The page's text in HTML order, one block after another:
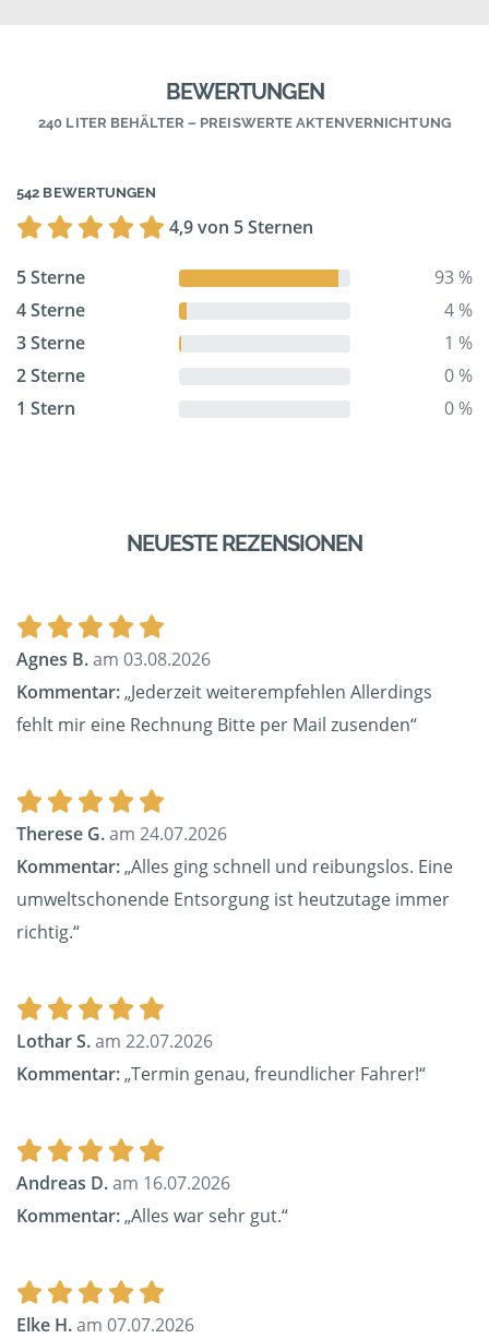
BEWERTUNGEN
240 LITER BEHÄLTER – PREISWERTE AKTENVERNICHTUNG
542 BEWERTUNGEN
4,9 von 5 Sternen
5 Sterne
93 %
4 Sterne
4 %
3 Sterne
1 %
2 Sterne
0 %
1 Stern
0 %
NEUESTE REZENSIONEN
Agnes B.am 03.08.2026
Kommentar:„Jederzeit weiterempfehlen Allerdings
fehlt mir eine Rechnung Bitte per Mail zusenden“
Therese G.am 24.07.2026
Kommentar:„Alles ging schnell und reibungslos. Eine
umweltschonende Entsorgung ist heutzutage immer
richtig.“
Lothar S.am 22.07.2026
Kommentar:„Termin genau, freundlicher Fahrer!“
Andreas D.am 16.07.2026
Kommentar:„Alles war sehr gut.“
Elke H.am 07.07.2026